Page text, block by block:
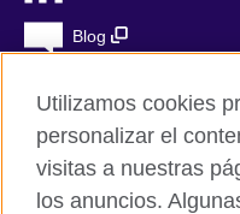
Blog
British Council Global
Privacidad
Utilizamos cookies
personalizar el
visitas a nuestras
los anuncios.